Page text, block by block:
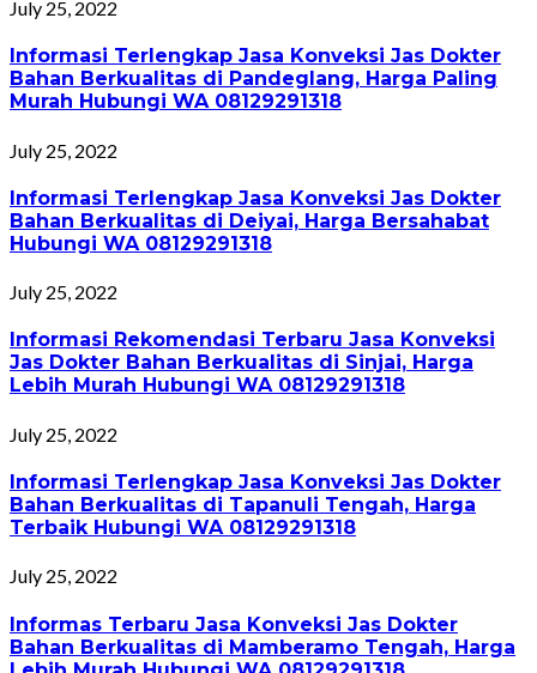
July 25, 2022
Informasi Terlengkap Jasa Konveksi Jas Dokter
Bahan Berkualitas di Pandeglang, Harga Paling
Murah Hubungi WA 08129291318
July 25, 2022
Informasi Terlengkap Jasa Konveksi Jas Dokter
Bahan Berkualitas di Deiyai, Harga Bersahabat
Hubungi WA 08129291318
July 25, 2022
Informasi Rekomendasi Terbaru Jasa Konveksi
Jas Dokter Bahan Berkualitas di Sinjai, Harga
Lebih Murah Hubungi WA 08129291318
July 25, 2022
Informasi Terlengkap Jasa Konveksi Jas Dokter
Bahan Berkualitas di Tapanuli Tengah, Harga
Terbaik Hubungi WA 08129291318
July 25, 2022
Informas Terbaru Jasa Konveksi Jas Dokter
Bahan Berkualitas di Mamberamo Tengah, Harga